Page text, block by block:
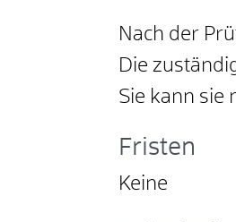
Nach der
Die
Sie kann sie
Fristen
Keine